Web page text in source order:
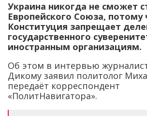
Украина никогда не сможет
Европейского Союза, потому
Конституция запрещает
государственного
иностранным организациям.
Об этом в интервью
Дикому заявил политолог
передаёт корреспондент
«ПолитНавигатора».